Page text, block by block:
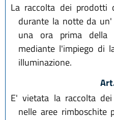
La raccolta dei prodotti
durante la notte da
una ora prima della
mediante l'impiego di
illuminazione.
E' vietata la raccolta
nelle aree rimboschite